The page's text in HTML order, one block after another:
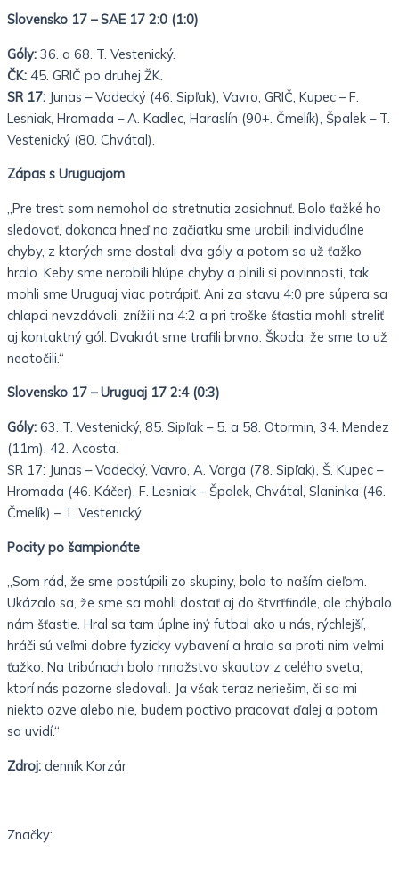
Slovensko 17 – SAE 17 2:0 (1:0)
Góly: 36. a 68. T. Vestenický.
ČK: 45. GRIČ po druhej ŽK.
SR 17: Junas – Vodecký (46. Sipľak), Vavro, GRIČ, Kupec – F.
Lesniak, Hromada – A. Kadlec, Haraslín (90+. Čmelík), Špalek – T.
Vestenický (80. Chvátal).
Zápas s Uruguajom
„Pre trest som nemohol do stretnutia zasiahnuť. Bolo ťažké ho
sledovať, dokonca hneď na začiatku sme urobili individuálne
chyby, z ktorých sme dostali dva góly a potom sa už ťažko
hralo. Keby sme nerobili hlúpe chyby a plnili si povinnosti, tak
mohli sme Uruguaj viac potrápiť. Ani za stavu 4:0 pre súpera sa
chlapci nevzdávali, znížili na 4:2 a pri troške šťastia mohli streliť
aj kontaktný gól. Dvakrát sme trafili brvno. Škoda, že sme to už
neotočili.“
Slovensko 17 – Uruguaj 17 2:4 (0:3)
Góly: 63. T. Vestenický, 85. Sipľak – 5. a 58. Otormin, 34. Mendez
(11m), 42. Acosta.
SR 17: Junas – Vodecký, Vavro, A. Varga (78. Sipľak), Š. Kupec –
Hromada (46. Káčer), F. Lesniak – Špalek, Chvátal, Slaninka (46.
Čmelík) – T. Vestenický.
Pocity po šampionáte
„Som rád, že sme postúpili zo skupiny, bolo to naším cieľom.
Ukázalo sa, že sme sa mohli dostať aj do štvrťfinále, ale chýbalo
nám šťastie. Hral sa tam úplne iný futbal ako u nás, rýchlejší,
hráči sú veľmi dobre fyzicky vybavení a hralo sa proti nim veľmi
ťažko. Na tribúnach bolo množstvo skautov z celého sveta,
ktorí nás pozorne sledovali. Ja však teraz neriešim, či sa mi
niekto ozve alebo nie, budem poctivo pracovať ďalej a potom
sa uvidí.“
Zdroj: denník Korzár
Značky: